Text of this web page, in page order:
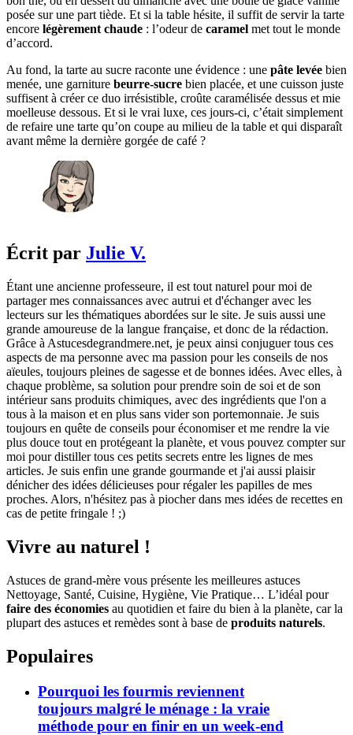
posée sur une part tiède. Et si la table hésite, il suffit de servir la tarte
encore légèrement chaude : l’odeur de caramel met tout le monde
d’accord.
Au fond, la tarte au sucre raconte une évidence : une pâte levée bien
menée, une garniture beurre-sucre bien placée, et une cuisson juste
suffisent à créer ce duo irrésistible, croûte caramélisée dessus et mie
moelleuse dessous. Et si le vrai luxe, ces jours-ci, c’était simplement
de refaire une tarte qu’on coupe au milieu de la table et qui disparaît
avant même la dernière gorgée de café ?
Écrit par Julie V.
Étant une ancienne professeure, il est tout naturel pour moi de
partager mes connaissances avec autrui et d'échanger avec les
lecteurs sur les thématiques abordées sur le site. Je suis aussi une
grande amoureuse de la langue française, et donc de la rédaction.
Grâce à Astucesdegrandmere.net, je peux ainsi conjuguer tous ces
aspects de ma personne avec ma passion pour les conseils de nos
aïeules, toujours pleines de sagesse et de bonnes idées. Avec elles, à
chaque problème, sa solution pour prendre soin de soi et de son
intérieur sans produits chimiques, avec des ingrédients que l'on a
tous à la maison et en plus sans vider son portemonnaie. Je suis
toujours en quête de conseils pour économiser et me rendre la vie
plus douce tout en protégeant la planète, et vous pouvez compter sur
moi pour distiller tous ces petits secrets entre les lignes de mes
articles. Je suis enfin une grande gourmande et j'ai aussi plaisir
dénicher des idées délicieuses pour régaler les papilles de mes
proches. Alors, n'hésitez pas à piocher dans mes idées de recettes en
cas de petite fringale ! ;)
Vivre au naturel !
Astuces de grand-mère vous présente les meilleures astuces
Nettoyage, Santé, Cuisine, Hygiène, Vie Pratique… L’idéal pour
faire des économies au quotidien et faire du bien à la planète, car la
plupart des astuces et remèdes sont à base de produits naturels.
Populaires
Pourquoi les fourmis reviennent
toujours malgré le ménage : la vraie
méthode pour en finir en un week-end